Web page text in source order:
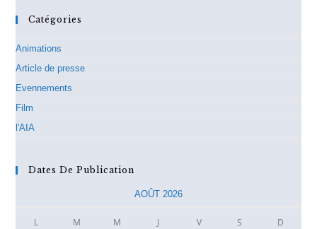
Catégories
Animations
Article de presse
Evennements
Film
l'AIA
Dates De Publication
AOÛT 2026
L M M J V S D